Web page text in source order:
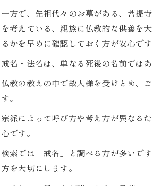
名から合祀まで相談できる理由
その後の供養まで一つの流れで考えます
ついて多いご相談
迷ったら、供養全体で考えましょう
談ください
一方で、先祖代々のお墓がある、菩提
を考えている、親族に仏教的な供養を
るかを早めに確認しておく方が安心です
戒名・法名は、単なる死後の名前ではあ
仏教の教えの中で故人様を受けとめ、
す。
宗派によって呼び方や考え方が異なる
心です。
検索では「戒名」と調べる方が多いで
方を大切にします。